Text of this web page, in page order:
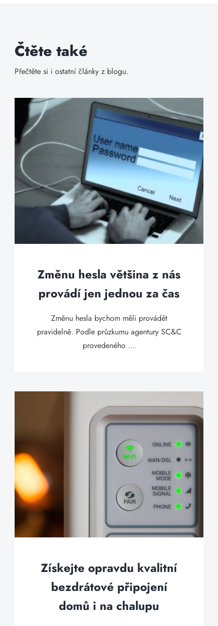
Čtěte také
Přečtěte si i ostatní články z blogu.
Změnu hesla většina z nás
provádí jen jednou za čas
Změnu hesla bychom měli provádět
pravidelně. Podle průzkumu agentury SC&C
provedeného ...
Získejte opravdu kvalitní
bezdrátové připojení
domů i na chalupu